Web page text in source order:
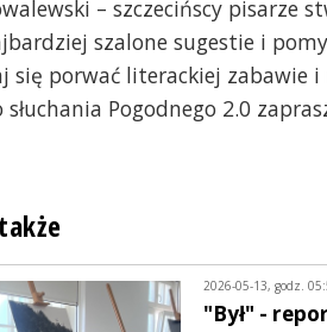
– szczecińscy pisarze
szalone sugestie i
się porwać literackiej zabawie
słuchania Pogodnego 2.0
2026-05-13, godz.
"Był" -